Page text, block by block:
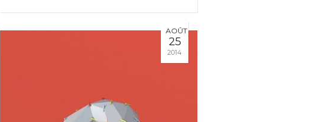
AOÛT
25
2014